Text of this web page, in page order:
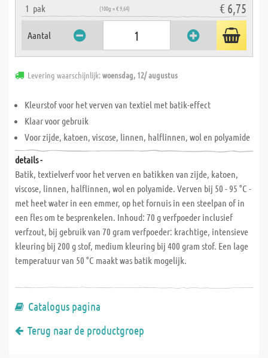
1 pak (100g = € 9,64) € 6,75
Aantal
Levering waarschijnlijk:woensdag, 12/ augustus
Kleurstof voor het verven van textiel met batik-effect
Klaar voor gebruik
Voor zijde, katoen, viscose, linnen, halflinnen, wol en polyamide
details -
Batik, textielverf voor het verven en batikken van zijde, katoen,
viscose, linnen, halflinnen, wol en polyamide. Verven bij 50 - 95 °C -
met heet water in een emmer, op het fornuis in een steelpan of in
een fles om te besprenkelen. Inhoud: 70 g verfpoeder inclusief
verfzout, bij gebruik van 70 gram verfpoeder: krachtige, intensieve
kleuring bij 200 g stof, medium kleuring bij 400 gram stof. Een lage
temperatuur van 50 °C maakt was batik mogelijk.
Catalogus pagina
Terug naar de productgroep